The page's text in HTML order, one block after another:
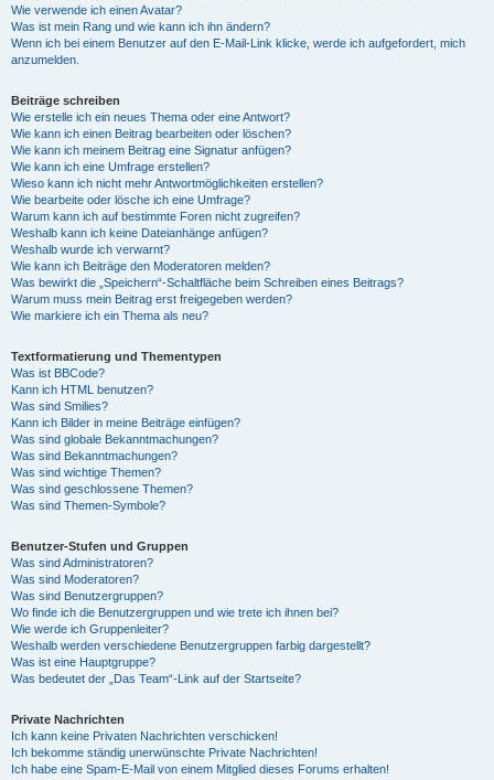
Wie verwende ich einen Avatar?
Was ist mein Rang und wie kann ich ihn ändern?
Wenn ich bei einem Benutzer auf den E-Mail-Link klicke, werde ich aufgefordert, mich
anzumelden.
Beiträge schreiben
Wie erstelle ich ein neues Thema oder eine Antwort?
Wie kann ich einen Beitrag bearbeiten oder löschen?
Wie kann ich meinem Beitrag eine Signatur anfügen?
Wie kann ich eine Umfrage erstellen?
Wieso kann ich nicht mehr Antwortmöglichkeiten erstellen?
Wie bearbeite oder lösche ich eine Umfrage?
Warum kann ich auf bestimmte Foren nicht zugreifen?
Weshalb kann ich keine Dateianhänge anfügen?
Weshalb wurde ich verwarnt?
Wie kann ich Beiträge den Moderatoren melden?
Was bewirkt die „Speichern“-Schaltfläche beim Schreiben eines Beitrags?
Warum muss mein Beitrag erst freigegeben werden?
Wie markiere ich ein Thema als neu?
Textformatierung und Thementypen
Was ist BBCode?
Kann ich HTML benutzen?
Was sind Smilies?
Kann ich Bilder in meine Beiträge einfügen?
Was sind globale Bekanntmachungen?
Was sind Bekanntmachungen?
Was sind wichtige Themen?
Was sind geschlossene Themen?
Was sind Themen-Symbole?
Benutzer-Stufen und Gruppen
Was sind Administratoren?
Was sind Moderatoren?
Was sind Benutzergruppen?
Wo finde ich die Benutzergruppen und wie trete ich ihnen bei?
Wie werde ich Gruppenleiter?
Weshalb werden verschiedene Benutzergruppen farbig dargestellt?
Was ist eine Hauptgruppe?
Was bedeutet der „Das Team“-Link auf der Startseite?
Private Nachrichten
Ich kann keine Privaten Nachrichten verschicken!
Ich bekomme ständig unerwünschte Private Nachrichten!
Ich habe eine Spam-E-Mail von einem Mitglied dieses Forums erhalten!